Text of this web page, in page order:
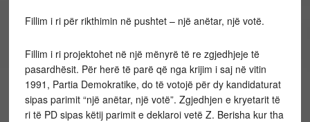
Fillim i ri për rikthimin në pushtet – një anëtar, një votë.
Fillim i ri projektohet në një mënyrë të re zgjedhjeje të
pasardhësit. Për herë të parë që nga krijim i saj në vitin
1991, Partia Demokratike, do të votojë për dy kandidaturat
sipas parimit “një anëtar, një votë”. Zgjedhjen e kryetarit të
ri të PD sipas këtij parimit e deklaroi vetë Z. Berisha kur tha